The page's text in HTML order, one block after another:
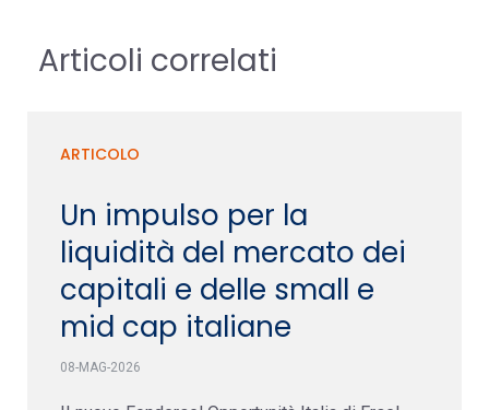
Articoli correlati
ARTICOLO
Un impulso per la
liquidità del mercato dei
capitali e delle small e
mid cap italiane
08-MAG-2026